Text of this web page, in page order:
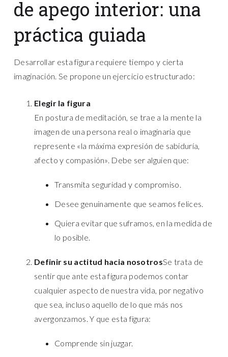
de apego interior: una
práctica guiada
Desarrollar esta figura requiere tiempo y cierta
imaginación. Se propone un ejercicio estructurado:
Elegir la figura
En postura de meditación, se trae a la mente la
imagen de una persona real o imaginaria que
represente «la máxima expresión de sabiduría,
afecto y compasión». Debe ser alguien que:
Transmita seguridad y compromiso.
Desee genuinamente que seamos felices.
Quiera evitar que suframos, en la medida de
lo posible.
Definir su actitud hacia nosotrosSe trata de
sentir que ante esta figura podemos contar
cualquier aspecto de nuestra vida, por negativo
que sea, incluso aquello de lo que más nos
avergonzamos. Y que esta figura:
Comprende sin juzgar.